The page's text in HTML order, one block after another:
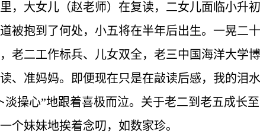
，大女儿（赵老师）在复读，二女儿面临小升
被抱到了何处，小五将在半年后出生。一晃二
老二工作标兵、儿女双全，老三中国海洋大学
、准妈妈。即便现在只是在敲读后感，我的泪
操心”地跟着喜极而泣。关于老二到老五成长
个妹妹地挨着念叨，如数家珍。